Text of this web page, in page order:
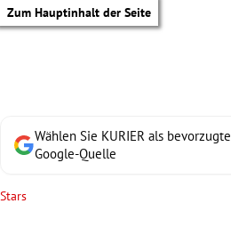
Zum Hauptinhalt der Seite
Wählen Sie KURIER als bevorzugte
Google-Quelle
Stars